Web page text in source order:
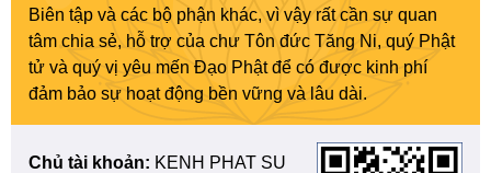
Biên tập và các bộ phận khác, vì vậy rất cần sự quan
tâm chia sẻ, hỗ trợ của chư Tôn đức Tăng Ni, quý Phật
tử và quý vị yêu mến Đạo Phật để có được kinh phí
đảm bảo sự hoạt động bền vững và lâu dài.
Chủ tài khoản: KENH PHAT SU